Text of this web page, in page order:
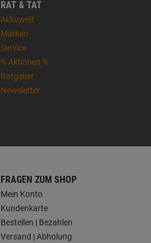
RAT & TAT
Akkuwelt
Marken
Service
% Aktionen %
Ratgeber
Newsletter
FRAGEN ZUM SHOP
Mein Konto
Kundenkarte
Bestellen | Bezahlen
Versand | Abholung